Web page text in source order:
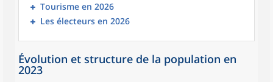
Tourisme en 2026
Les électeurs en 2026
Évolution et structure de la population en
2023